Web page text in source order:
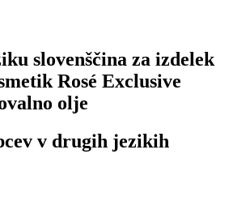
slovenščina za izdelek
Rosé Exclusive
olje
v drugih jezikih